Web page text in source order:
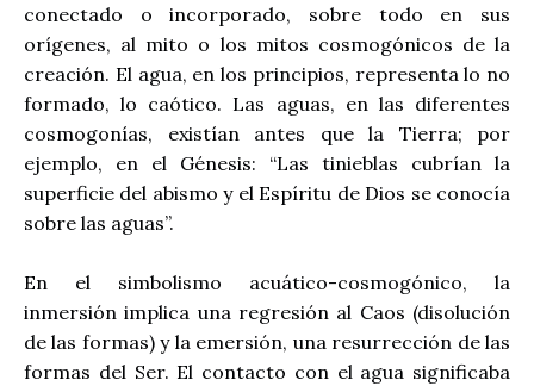
conectado o incorporado, sobre todo en sus
orígenes, al mito o los mitos cosmogónicos de la
creación. El agua, en los principios, representa lo no
formado, lo caótico. Las aguas, en las diferentes
cosmogonías, existían antes que la Tierra; por
ejemplo, en el Génesis: “Las tinieblas cubrían la
superficie del abismo y el Espíritu de Dios se conocía
sobre las aguas”.
En el simbolismo acuático-cosmogónico, la
inmersión implica una regresión al Caos (disolución
de las formas) y la emersión, una resurrección de las
formas del Ser. El contacto con el agua significaba